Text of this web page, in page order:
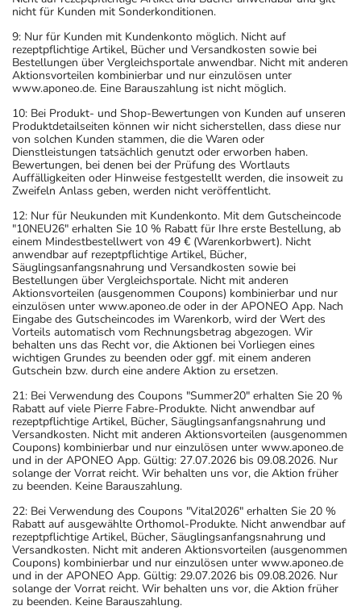
nicht für Kunden mit Sonderkonditionen.
9: Nur für Kunden mit Kundenkonto möglich. Nicht auf
rezeptpflichtige Artikel, Bücher und Versandkosten sowie bei
Bestellungen über Vergleichsportale anwendbar. Nicht mit anderen
Aktionsvorteilen kombinierbar und nur einzulösen unter
www.aponeo.de. Eine Barauszahlung ist nicht möglich.
10: Bei Produkt- und Shop-Bewertungen von Kunden auf unseren
Produktdetailseiten können wir nicht sicherstellen, dass diese nur
von solchen Kunden stammen, die die Waren oder
Dienstleistungen tatsächlich genutzt oder erworben haben.
Bewertungen, bei denen bei der Prüfung des Wortlauts
Auffälligkeiten oder Hinweise festgestellt werden, die insoweit zu
Zweifeln Anlass geben, werden nicht veröffentlicht.
12: Nur für Neukunden mit Kundenkonto. Mit dem Gutscheincode
"10NEU26" erhalten Sie 10 % Rabatt für Ihre erste Bestellung, ab
einem Mindestbestellwert von 49 € (Warenkorbwert). Nicht
anwendbar auf rezeptpflichtige Artikel, Bücher,
Säuglingsanfangsnahrung und Versandkosten sowie bei
Bestellungen über Vergleichsportale. Nicht mit anderen
Aktionsvorteilen (ausgenommen Coupons) kombinierbar und nur
einzulösen unter www.aponeo.de oder in der APONEO App. Nach
Eingabe des Gutscheincodes im Warenkorb, wird der Wert des
Vorteils automatisch vom Rechnungsbetrag abgezogen. Wir
behalten uns das Recht vor, die Aktionen bei Vorliegen eines
wichtigen Grundes zu beenden oder ggf. mit einem anderen
Gutschein bzw. durch eine andere Aktion zu ersetzen.
21: Bei Verwendung des Coupons "Summer20" erhalten Sie 20 %
Rabatt auf viele Pierre Fabre-Produkte. Nicht anwendbar auf
rezeptpflichtige Artikel, Bücher, Säuglingsanfangsnahrung und
Versandkosten. Nicht mit anderen Aktionsvorteilen (ausgenommen
Coupons) kombinierbar und nur einzulösen unter www.aponeo.de
und in der APONEO App. Gültig: 27.07.2026 bis 09.08.2026. Nur
solange der Vorrat reicht. Wir behalten uns vor, die Aktion früher
zu beenden. Keine Barauszahlung.
22: Bei Verwendung des Coupons "Vital2026" erhalten Sie 20 %
Rabatt auf ausgewählte Orthomol-Produkte. Nicht anwendbar auf
rezeptpflichtige Artikel, Bücher, Säuglingsanfangsnahrung und
Versandkosten. Nicht mit anderen Aktionsvorteilen (ausgenommen
Coupons) kombinierbar und nur einzulösen unter www.aponeo.de
und in der APONEO App. Gültig: 29.07.2026 bis 09.08.2026. Nur
solange der Vorrat reicht. Wir behalten uns vor, die Aktion früher
zu beenden. Keine Barauszahlung.